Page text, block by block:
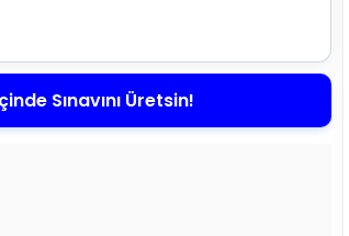
Sınavını Üretsin!